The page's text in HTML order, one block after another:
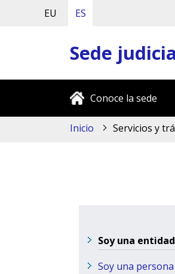
EU ES
Sede
Conoce la sede
Inicio
Servicios y
Soy una entidad
Soy una